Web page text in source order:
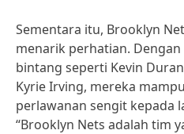
Sementara itu, Brooklyn
menarik perhatian.
bintang seperti Kevin
Kyrie Irving, mereka
perlawanan sengit kepada
“Brooklyn Nets adalah tim